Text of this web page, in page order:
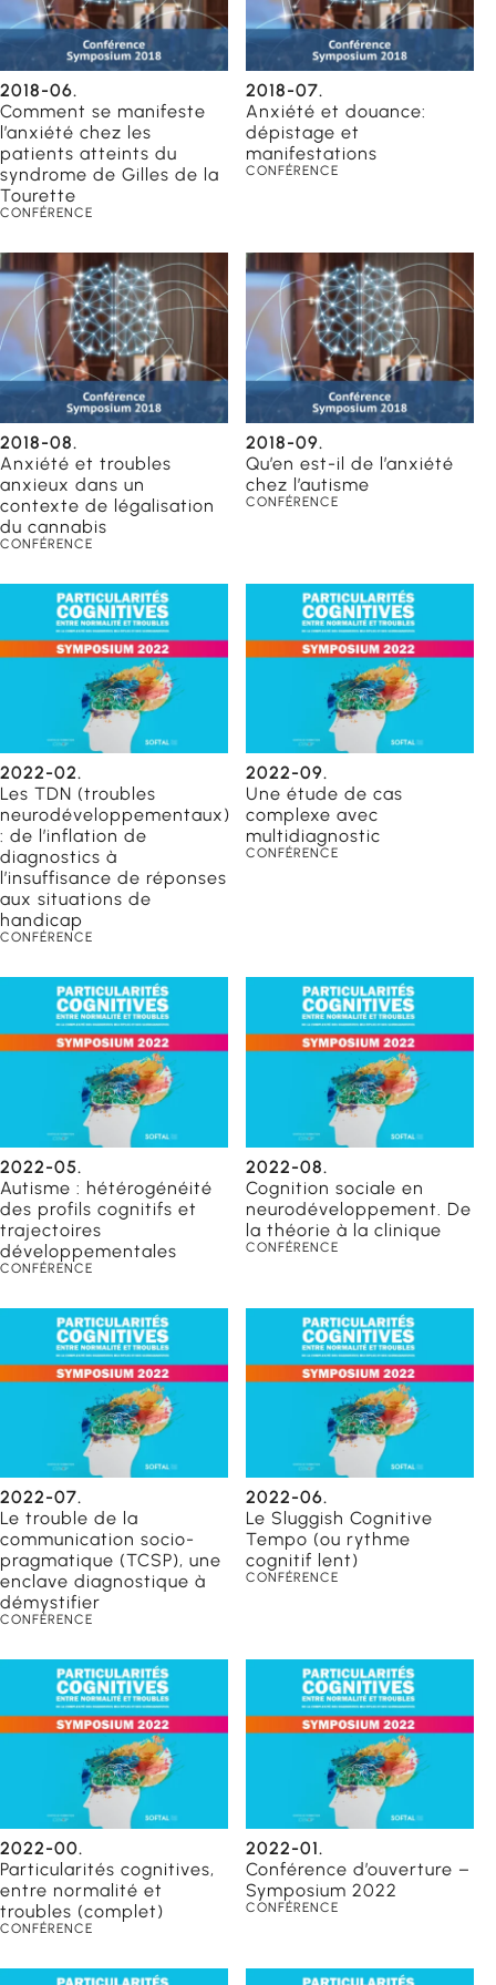
scolaires
2018-06.
Comment se manifeste
l’anxiété chez les
patients atteints du
syndrome de Gilles de la
Tourette
CONFÉRENCE
2018-07.
Anxiété et douance:
dépistage et
manifestations
CONFÉRENCE
2018-08.
Anxiété et troubles
anxieux dans un
contexte de légalisation
du cannabis
CONFÉRENCE
2018-09.
Qu’en est-il de l’anxiété
chez l’autisme
CONFÉRENCE
2022-02.
Les TDN (troubles
neurodéveloppementaux)
: de l’inflation de
diagnostics à
l’insuffisance de réponses
aux situations de
handicap
CONFÉRENCE
2022-09.
Une étude de cas
complexe avec
multidiagnostic
CONFÉRENCE
2022-05.
Autisme : hétérogénéité
des profils cognitifs et
trajectoires
développementales
CONFÉRENCE
2022-08.
Cognition sociale en
neurodéveloppement. De
la théorie à la clinique
CONFÉRENCE
2022-07.
Le trouble de la
communication socio-
pragmatique (TCSP), une
enclave diagnostique à
démystifier
CONFÉRENCE
2022-06.
Le Sluggish Cognitive
Tempo (ou rythme
cognitif lent)
CONFÉRENCE
2022-00.
Particularités cognitives,
entre normalité et
troubles (complet)
CONFÉRENCE
2022-01.
Conférence d’ouverture –
Symposium 2022
CONFÉRENCE